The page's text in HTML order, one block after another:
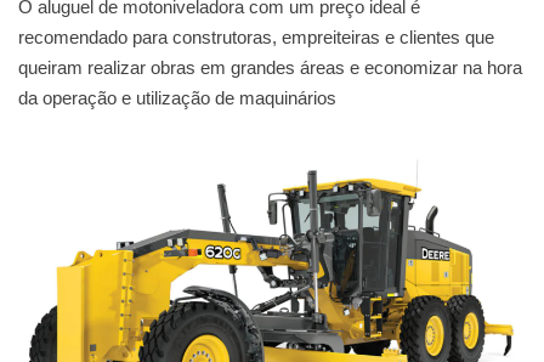
O aluguel de motoniveladora com um preço ideal é
recomendado para construtoras, empreiteiras e clientes que
queiram realizar obras em grandes áreas e economizar na hora
da operação e utilização de maquinários